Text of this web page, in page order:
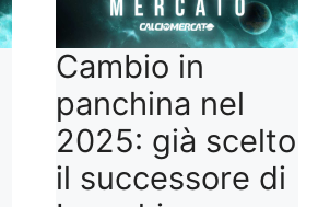
Cambio in
panchina nel
2025: già scelto
il successore di